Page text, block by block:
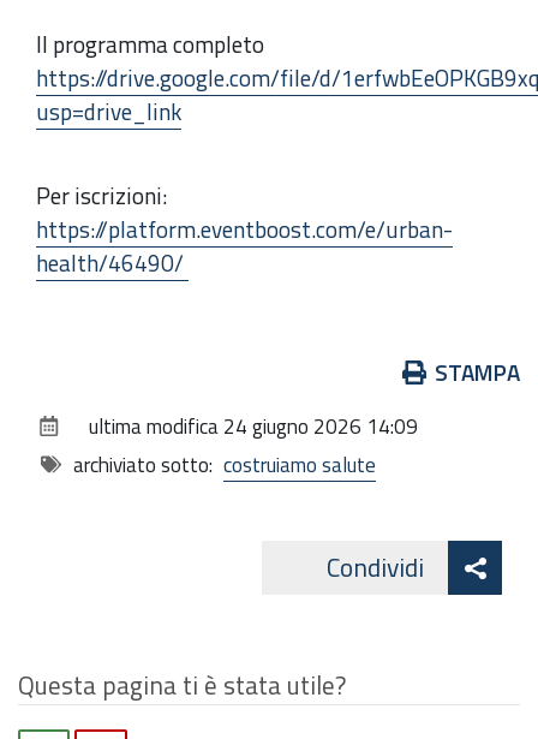
Il programma completo
https://drive.google.com/file/d/
usp=drive_link
Per iscrizioni:
https://platform.eventboost.com/e/urban-
health/46490/
documento
STAMPA
ultima modifica24 giugno 2026 14:09
archiviato sotto: costruiamo salute
Condividi
Questa pagina ti è stata utile?